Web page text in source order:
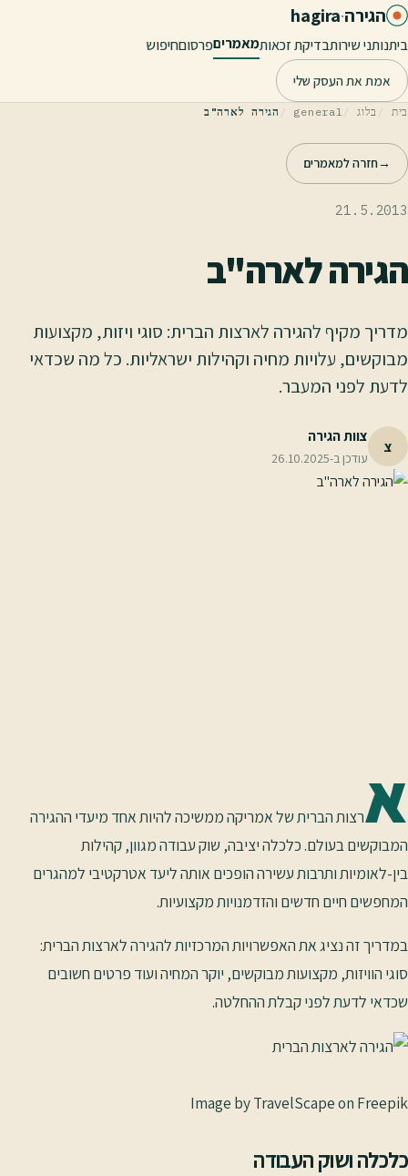
דלג לתוכן הראשי
הגירה·
hagira
ביתנותני שירותבדיקת זכאותמאמריםפרסוםחיפוש
אמת את העסק שלי
בית בלוג general הגירה לארה"ב
→חזרה למאמרים
21.5.2013
הגירה לארה"ב
מדריך מקיף להגירה לארצות הברית: סוגי ויזות, מקצועות
מבוקשים, עלויות מחיה וקהילות ישראליות. כל מה שכדאי
לדעת לפני המעבר.
צ
צוות הגירה
עודכן ב-26.10.2025
ארצות הברית של אמריקה ממשיכה להיות אחד מיעדי ההגירה
המבוקשים בעולם. כלכלה יציבה, שוק עבודה מגוון, קהילות
בין-לאומיות ותרבות עשירה הופכים אותה ליעד אטרקטיבי למהגרים
המחפשים חיים חדשים והזדמנויות מקצועיות.
במדריך זה נציג את האפשרויות המרכזיות להגירה לארצות הברית:
סוגי הוויזות, מקצועות מבוקשים, יוקר המחיה ועוד פרטים חשובים
שכדאי לדעת לפני קבלת ההחלטה.
Image by TravelScape on Freepik
כלכלה ושוק העבודה